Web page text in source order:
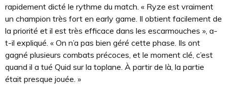
rapidement dicté le rythme du match. « Ryze est vraiment
un champion très fort en early game. Il obtient facilement de
la priorité et il est très efficace dans les escarmouches », a-
t-il expliqué. « On n’a pas bien géré cette phase. Ils ont
gagné plusieurs combats précoces, et le moment clé, c’est
quand il a tué Quid sur la toplane. À partir de là, la partie
était presque jouée. »